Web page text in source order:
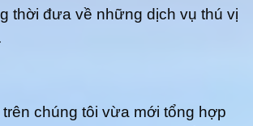
thời đưa về những dịch vụ thú vị
chúng tôi vừa mới tổng hợp